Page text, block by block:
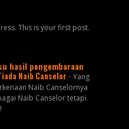
This is your first post.
hasil pengembaraan
Naib Canselor - Yang
Naib Canselornya
Naib Canselor tetapi